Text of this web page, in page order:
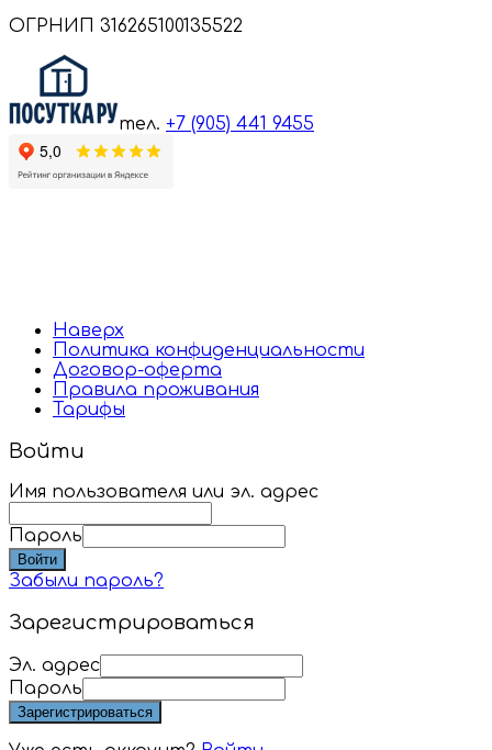
ОГРНИП 316265100135522
тел. +7 (905) 441 9455
Наверх
Политика конфиденциальности
Договор-оферта
Правила проживания
Тарифы
Войти
Имя пользователя или эл. адрес
Пароль
Войти
Забыли пароль?
Зарегистрироваться
Эл. адрес
Пароль
Зарегистрироваться